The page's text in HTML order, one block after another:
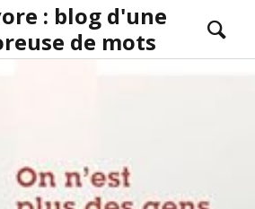
: blog d'une
de mots